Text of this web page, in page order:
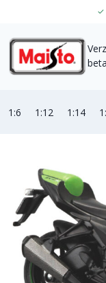
✓
1:6 1:12 1:14